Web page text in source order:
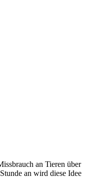
an Tieren über
an wird diese Idee